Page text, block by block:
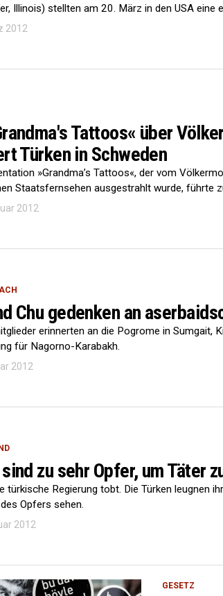
Illinois) stellten am 20. März in den USA eine
2012
Tattoos« über
Türken in Schweden
»Grandma’s Tattoos«, der vom
Staatsfernsehen ausgestrahlt wurde, führte
2012
Chu gedenken an
erinnerten an die Pogrome in Sumgait,
für Nagorno-Karabakh.
2012
zu sehr Opfer, um Täter
türkische Regierung tobt. Die Türken leugnen
Opfers sehen.
2012
GESETZ